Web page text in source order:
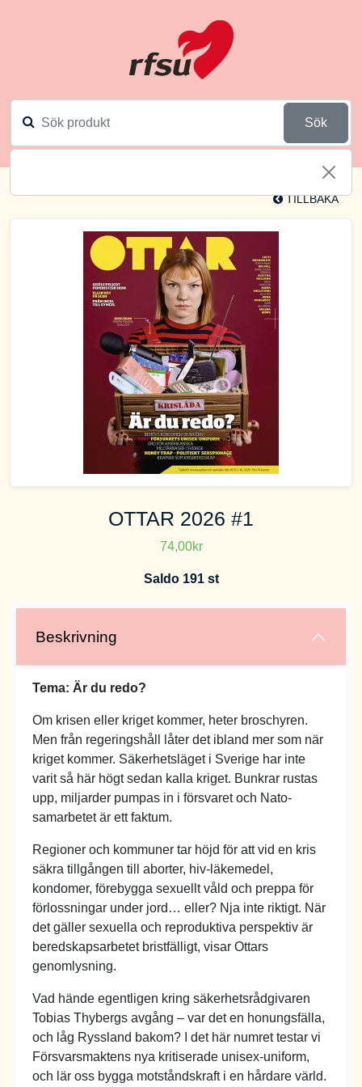
Sök
TILLBAKA
OTTAR 2026 #1
74,00kr
Saldo 191 st
Beskrivning
Tema: Är du redo?
Om krisen eller kriget kommer, heter broschyren.
Men från regeringshåll låter det ibland mer som när
kriget kommer. Säkerhetsläget i Sverige har inte
varit så här högt sedan kalla kriget. Bunkrar rustas
upp, miljarder pumpas in i försvaret och Nato-
samarbetet är ett faktum.
Regioner och kommuner tar höjd för att vid en kris
säkra tillgången till aborter, hiv-läkemedel,
kondomer, förebygga sexuellt våld och preppa för
förlossningar under jord… eller? Nja inte riktigt. När
det gäller sexuella och reproduktiva perspektiv är
beredskapsarbetet bristfälligt, visar Ottars
genomlysning.
Vad hände egentligen kring säkerhetsrådgivaren
Tobias Thybergs avgång – var det en honungsfälla,
och låg Ryssland bakom? I det här numret testar vi
Försvarsmaktens nya kritiserade unisex-uniform,
och lär oss bygga motståndskraft i en hårdare värld.